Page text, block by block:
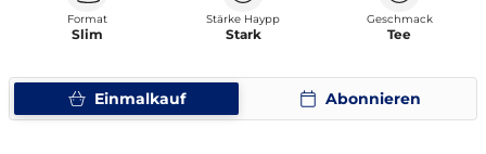
Einmalkauf Abonnieren
Format
Slim
Stärke Haypp
Stark
Geschmack
Tee